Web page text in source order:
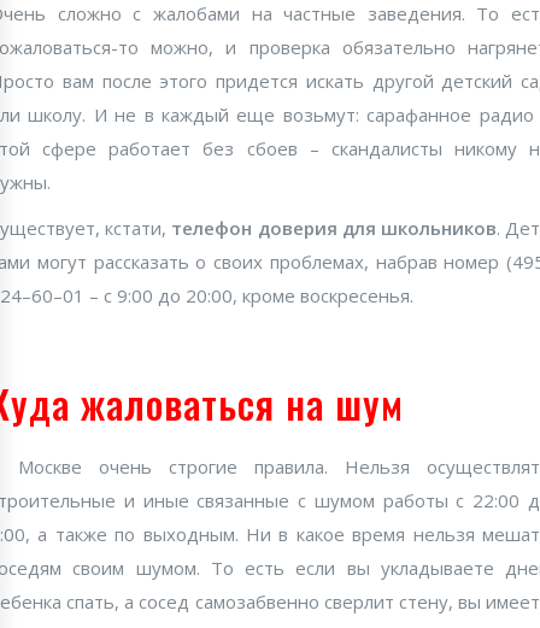
сложно с жалобами на частные заведения. То
то можно, и проверка обязательно
вам после этого придется искать другой детский
школу. И не в каждый еще возьмут: сарафанное радио
сфере работает без сбоев – скандалисты никому
кстати, телефон доверия для школьников.
могут рассказать о своих проблемах, набрав номер
– с 9:00 до 20:00, кроме воскресенья.
жаловаться на шум
Москве очень строгие правила. Нельзя
и иные связанные с шумом работы с 22:00
а также по выходным. Ни в какое время нельзя
своим шумом. То есть если вы укладываете
спать, а сосед самозабвенно сверлит стену, вы